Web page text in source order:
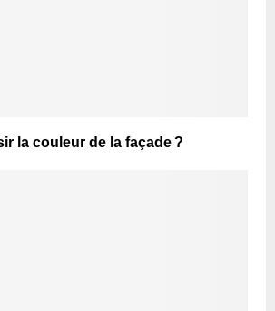
la couleur de la façade ?